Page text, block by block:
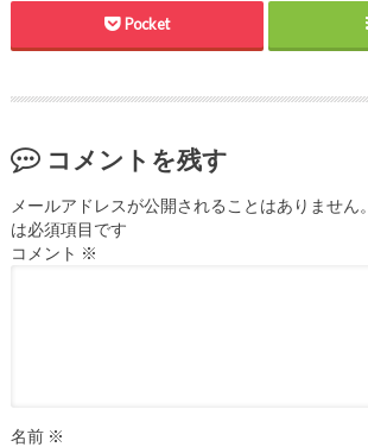
Pocket
コメントを残す
メールアドレスが公開されることはありません。
は必須項目です
コメント ※
名前 ※